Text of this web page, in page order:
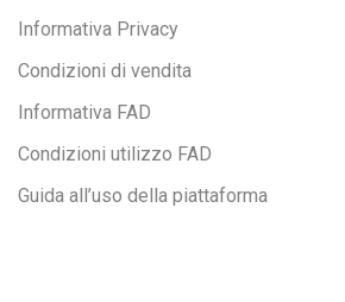
Informativa Privacy
Condizioni di vendita
Informativa FAD
Condizioni utilizzo FAD
Guida all’uso della piattaforma